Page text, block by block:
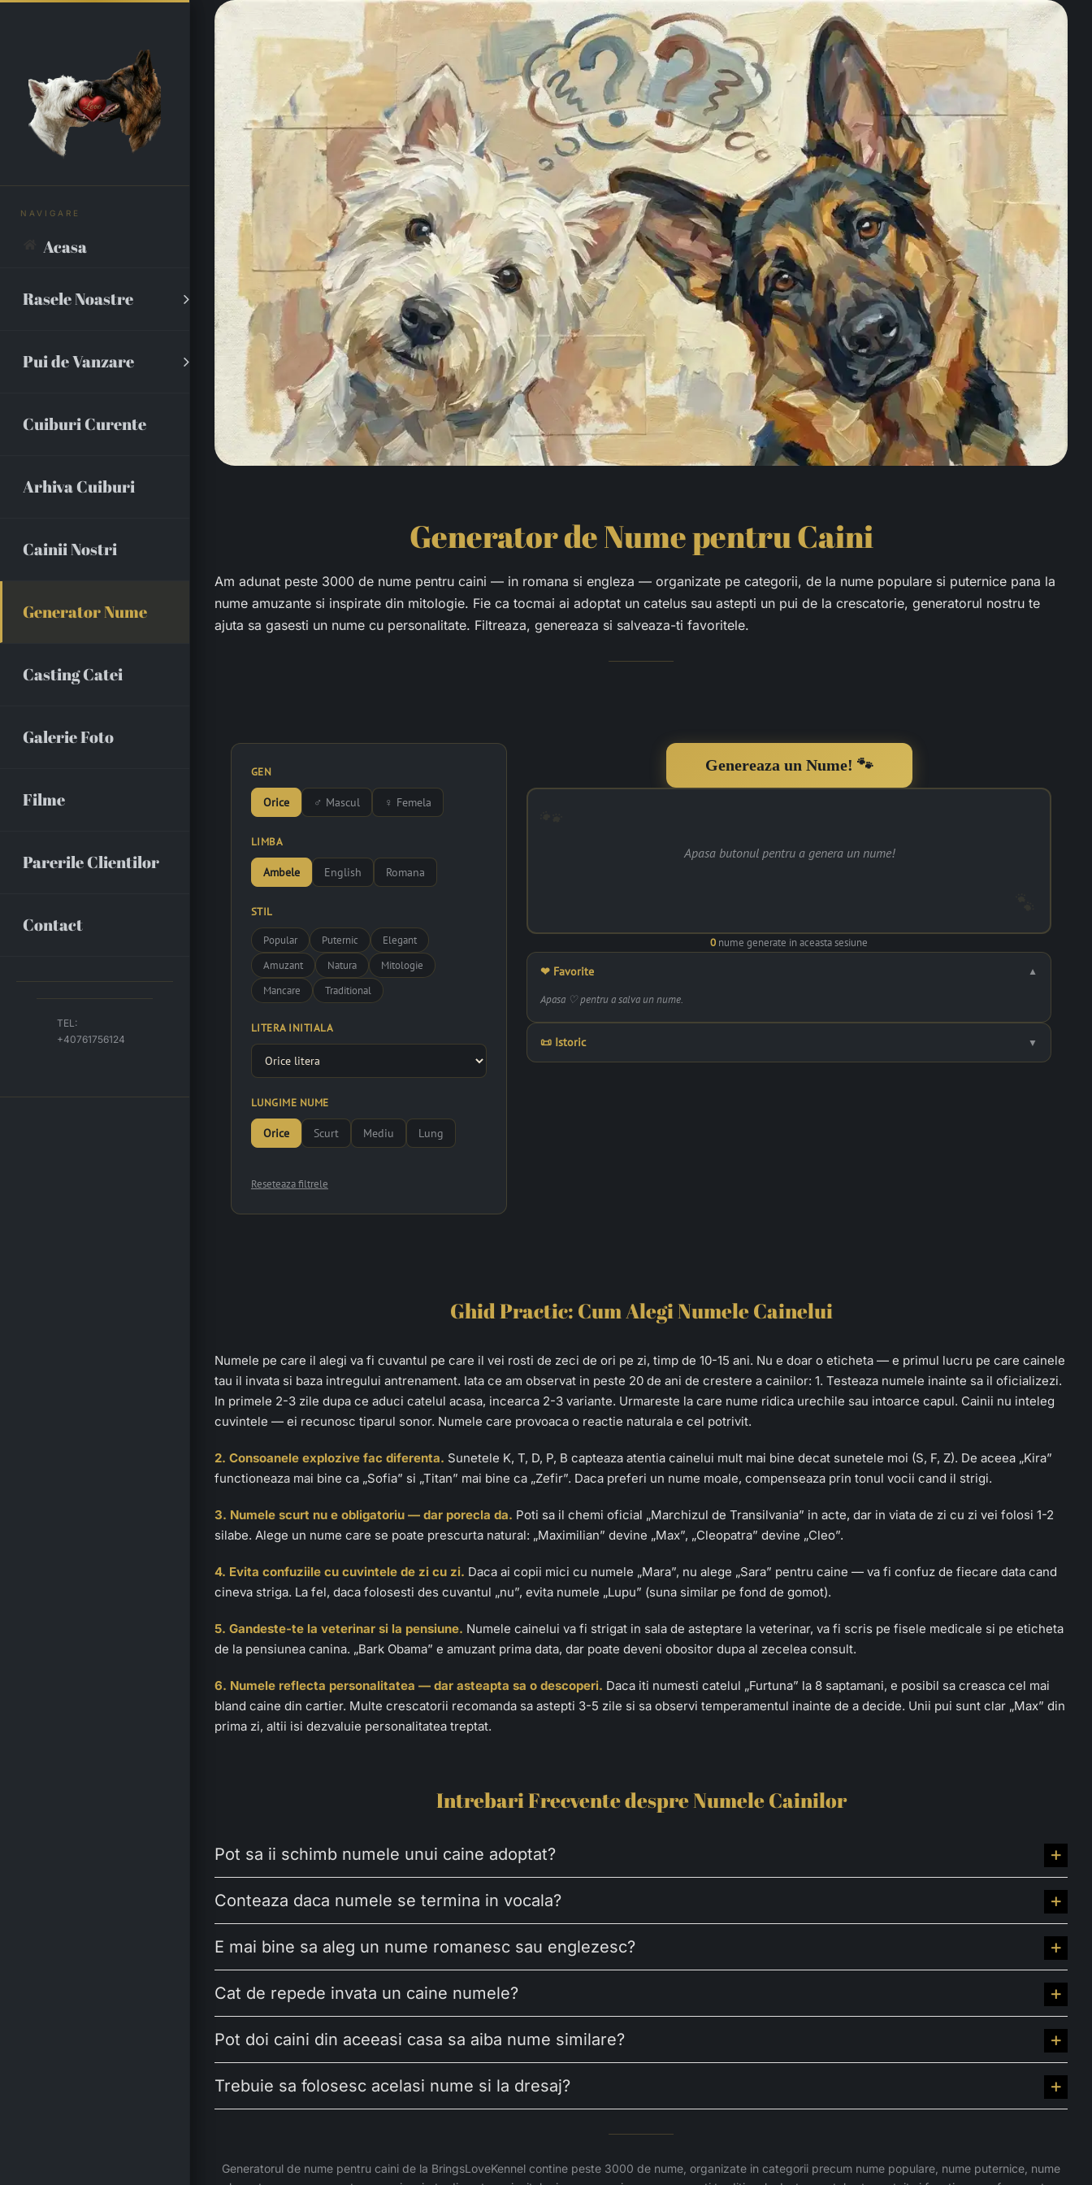
Acasa
Rasele Noastre
Pui de Vanzare
Cuiburi Curente
Arhiva Cuiburi
Cainii Nostri
Generator Nume
Casting Catei
Galerie Foto
Filme
Parerile Clientilor
Contact
TEL:
+40761756124
Generator de Nume pentru Caini
Am adunat peste 3000 de nume pentru caini — in romana si engleza — organizate pe categorii, de la nume populare si puternice pana la
nume amuzante si inspirate din mitologie. Fie ca tocmai ai adoptat un catelus sau astepti un pui de la crescatorie, generatorul nostru te
ajuta sa gasesti un nume cu personalitate. Filtreaza, genereaza si salveaza-ti favoritele.
GEN
Orice ♂ Mascul ♀ Femela
LIMBA
Ambele English Romana
STIL
Popular Puternic
Elegant
Amuzant
Natura
Mitologie
Mancare
Traditional
LITERA INITIALA
LUNGIME NUME
Orice Scurt Mediu Lung
Reseteaza filtrele
Genereaza un Nume!
Apasa butonul pentru a genera un nume!
0 nume generate in aceasta sesiune
❤ Favorite ▼
Apasa ♡ pentru a salva un nume.
📜 Istoric ▼
Ghid Practic: Cum Alegi Numele Cainelui
Numele pe care il alegi va fi cuvantul pe care il vei rosti de zeci de ori pe zi, timp de 10-15 ani. Nu e doar o eticheta — e primul lucru pe care cainele
tau il invata si baza intregului antrenament. Iata ce am observat in peste 20 de ani de crestere a cainilor: 1. Testeaza numele inainte sa il oficializezi.
In primele 2-3 zile dupa ce aduci catelul acasa, incearca 2-3 variante. Urmareste la care nume ridica urechile sau intoarce capul. Cainii nu inteleg
cuvintele — ei recunosc tiparul sonor. Numele care provoaca o reactie naturala e cel potrivit.
2. Consoanele explozive fac diferenta. Sunetele K, T, D, P, B capteaza atentia cainelui mult mai bine decat sunetele moi (S, F, Z). De aceea „Kira”
functioneaza mai bine ca „Sofia” si „Titan” mai bine ca „Zefir”. Daca preferi un nume moale, compenseaza prin tonul vocii cand il strigi.
3. Numele scurt nu e obligatoriu — dar porecla da. Poti sa il chemi oficial „Marchizul de Transilvania” in acte, dar in viata de zi cu zi vei folosi 1-2
silabe. Alege un nume care se poate prescurta natural: „Maximilian” devine „Max”, „Cleopatra” devine „Cleo”.
4. Evita confuziile cu cuvintele de zi cu zi. Daca ai copii mici cu numele „Mara”, nu alege „Sara” pentru caine — va fi confuz de fiecare data cand
cineva striga. La fel, daca folosesti des cuvantul „nu”, evita numele „Lupu” (suna similar pe fond de gomot).
5. Gandeste-te la veterinar si la pensiune. Numele cainelui va fi strigat in sala de asteptare la veterinar, va fi scris pe fisele medicale si pe eticheta
de la pensiunea canina. „Bark Obama” e amuzant prima data, dar poate deveni obositor dupa al zecelea consult.
6. Numele reflecta personalitatea — dar asteapta sa o descoperi. Daca iti numesti catelul „Furtuna” la 8 saptamani, e posibil sa creasca cel mai
bland caine din cartier. Multe crescatorii recomanda sa astepti 3-5 zile si sa observi temperamentul inainte de a decide. Unii pui sunt clar „Max” din
prima zi, altii isi dezvaluie personalitatea treptat.
Intrebari Frecvente despre Numele Cainilor
Pot sa ii schimb numele unui caine adoptat?
Conteaza daca numele se termina in vocala?
E mai bine sa aleg un nume romanesc sau englezesc?
Cat de repede invata un caine numele?
Pot doi caini din aceeasi casa sa aiba nume similare?
Trebuie sa folosesc acelasi nume si la dresaj?
Generatorul de nume pentru caini de la BringsLoveKennel contine peste 3000 de nume, organizate in categorii precum nume populare, nume puternice, nume